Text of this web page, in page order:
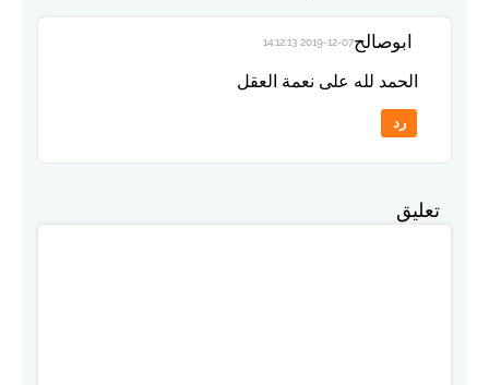
ابوصالح2019-12-07 14:12:13
الحمد لله على نعمة العقل
رد
تعليق